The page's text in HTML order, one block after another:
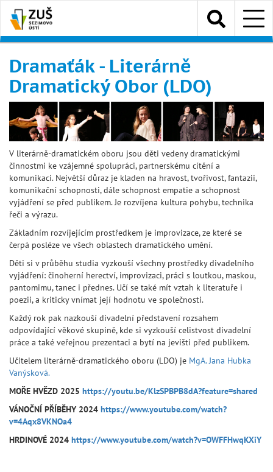
hlavnímu
obsahu
Menu
Dramaťák - Literárně
Dramatický Obor (LDO)
V literárně-dramatickém oboru jsou děti vedeny dramatickými
činnostmi ke vzájemné spolupráci, partnerskému cítění a
komunikaci. Největší důraz je kladen na hravost, tvořivost, fantazii,
komunikační schopnosti, dále schopnost empatie a schopnost
vyjádření se před publikem. Je rozvíjena kultura pohybu, technika
řeči a výrazu.
Základním rozvíjejícím prostředkem je improvizace, ze které se
čerpá posléze ve všech oblastech dramatického umění.
Děti si v průběhu studia vyzkouší všechny prostředky divadelního
vyjádření: činoherní herectví, improvizaci, práci s loutkou, maskou,
pantomimu, tanec i přednes. Učí se také mít vztah k literatuře i
poezii, a kriticky vnímat její hodnotu ve společnosti.
Každý rok pak nazkouší divadelní představení rozsahem
odpovídající věkové skupině, kde si vyzkouší celistvost divadelní
práce a také veřejnou prezentaci a bytí na jevišti před publikem.
Učitelem literárně-dramatického oboru (LDO) je MgA. Jana Hubka
Vanýsková.
MOŘE HVĚZD 2025 https://youtu.be/KlzSPBPB8dA?feature=shared
VÁNOČNÍ PŘÍBĚHY 2024 https://www.youtube.com/watch?
v=4Aqx8VKNOa4
HRDINOVÉ 2024 https://www.youtube.com/watch?v=OWFFHwqKXiY